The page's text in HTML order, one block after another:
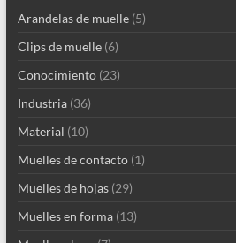
Arandelas de muelle(5)
Clips de muelle(6)
Conocimiento(23)
Industria(36)
Material (10)
Muelles de contacto(1)
Muelles de hojas(29)
Muelles en forma(13)